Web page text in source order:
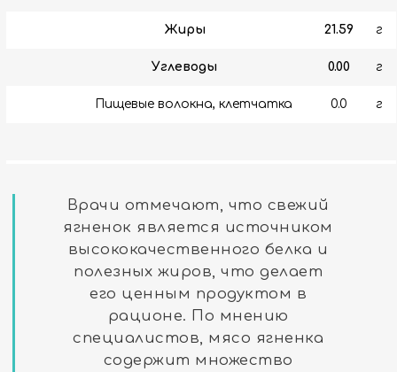
Жиры 21.59 г
Углеводы 0.00 г
Пищевые волокна, клетчатка 0.0 г
Врачи отмечают, что свежий
ягненок является источником
высококачественного белка и
полезных жиров, что делает
его ценным продуктом в
рационе. По мнению
специалистов, мясо ягненка
содержит множество